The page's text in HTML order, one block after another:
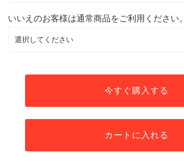
いいえのお客様は通常商品をご利用ください。
今すぐ購入する
カートに入れる